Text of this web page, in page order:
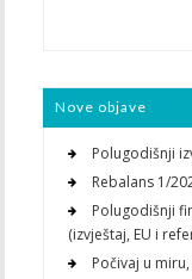
Nove objave
Polugodišnji
Rebalans 1/
Polugodišnji
(izvještaj, EU i
Počivaj u